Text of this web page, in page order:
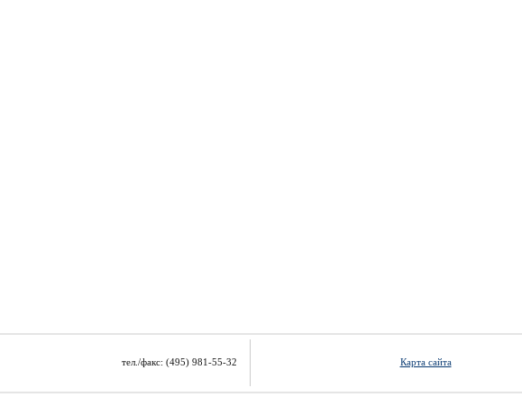
тел./факс: (495) 981-55-32 Карта сайта